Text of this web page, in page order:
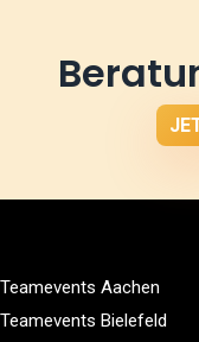
Teamevents Aachen
Teamevents Bielefeld